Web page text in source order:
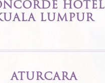
HOTEL
LUMPUR
ATURCARA